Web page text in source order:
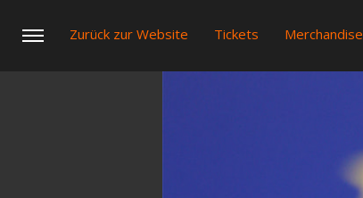
Zurück zur Website Tickets Merchandise